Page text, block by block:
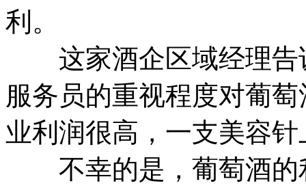
利。
这家酒企区域经理告
服务员的重视程度对葡
业利润很高，一支美容
不幸的是，葡萄酒的